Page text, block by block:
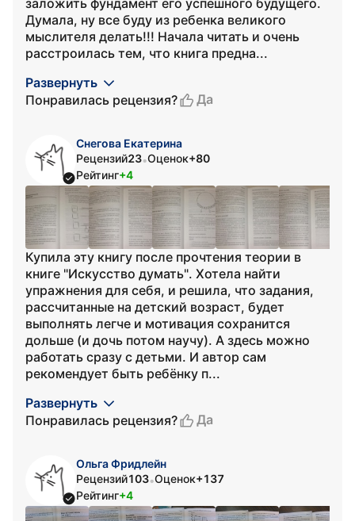
заложить фундамент его успешного будущего.
Думала, ну все буду из ребенка великого
мыслителя делать!!! Начала читать и очень
расстроилась тем, что книга предна...
Развернуть
Понравилась рецензия?
Да
Снегова Екатерина
Рецензий23•Оценок+80
Рейтинг+4
Купила эту книгу после прочтения теории в
книге "Искусство думать". Хотела найти
упражнения для себя, и решила, что задания,
рассчитанные на детский возраст, будет
выполнять легче и мотивация сохранится
дольше (и дочь потом научу). А здесь можно
работать сразу с детьми. И автор сам
рекомендует быть ребёнку п...
Развернуть
Понравилась рецензия?
Да
Ольга Фридлейн
Рецензий103•Оценок+137
Рейтинг+4